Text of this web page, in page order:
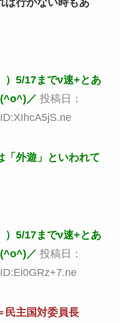
ば行かない時もあ
5/17までν速+とあ
／ 投稿日：
「外遊」といわれて
5/17までν速+とあ
／ 投稿日：
民主国対委員長